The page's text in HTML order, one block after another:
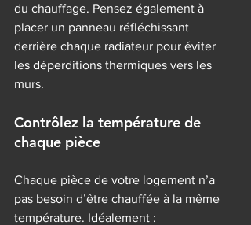
du chauffage. Pensez également à
placer un panneau réfléchissant
derrière chaque radiateur pour éviter
les déperditions thermiques vers les
murs.
Contrôlez la température de
chaque pièce
Chaque pièce de votre logement n’a
pas besoin d’être chauffée à la même
température. Idéalement :